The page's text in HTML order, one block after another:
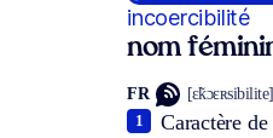
incoercibilité
nom
FR [ɛ̃kɔɛʀsibilite]
Caractère
1